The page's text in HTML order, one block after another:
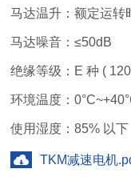
马达温升：额定运转
马达噪音：≤50dB
绝缘等级：E 种 (
环境温度：
使用湿度：85% 以下
TKM减速电机